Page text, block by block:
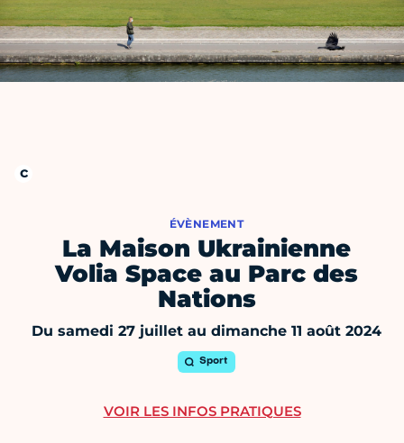
ÉVÈNEMENT
La Maison Ukrainienne
Volia Space au Parc des
Nations
Du samedi 27 juillet au dimanche 11 août 2024
Sport
VOIR LES INFOS PRATIQUES